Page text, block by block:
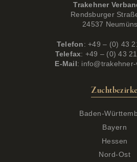
Trakehner
Rendsburger
24537
Telefon: +49 – (0) 43
Telefax: +49 – (0) 43
E-Mail:
Zuchtbezirke
Baden-
Bayern
Hessen
Nord-Ost